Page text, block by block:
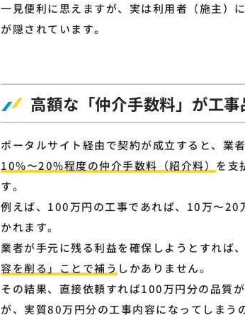
一見便利に思えますが、実は利用者（施主）
が隠されています。
高額な「仲介手数料」が工
ポータルサイト経由で契約が成立すると、業
10%〜20%程度の仲介手数料（紹介料） を支
す。
例えば、100万円の工事であれば、10万〜20
かれます。
業者が手元に残る利益を確保しようとすれば、
容を削る」ことで補う しかありません。
その結果、直接依頼すれば100万円分の品質
が、実質80万円分の工事内容になってしまう